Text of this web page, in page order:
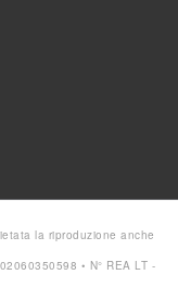
la riproduzione anche
• N° REA LT -